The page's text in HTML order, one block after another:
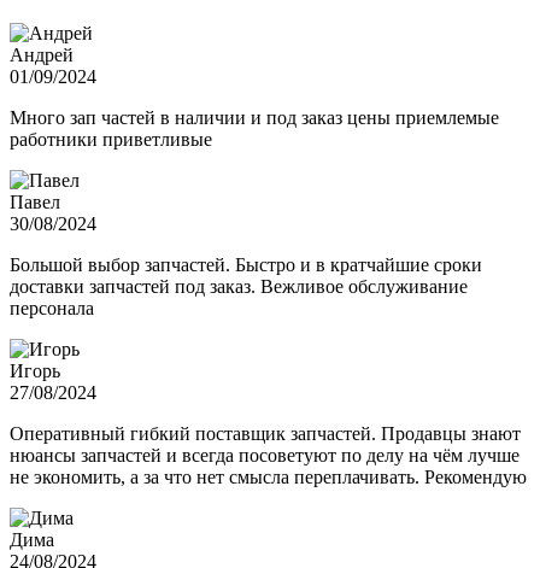
Андрей
01/09/2024
Много зап частей в наличии и под заказ цены приемлемые
работники приветливые
Павел
30/08/2024
Большой выбор запчастей. Быстро и в кратчайшие сроки
доставки запчастей под заказ. Вежливое обслуживание
персонала
Игорь
27/08/2024
Оперативный гибкий поставщик запчастей. Продавцы знают
нюансы запчастей и всегда посоветуют по делу на чём лучше
не экономить, а за что нет смысла переплачивать. Рекомендую
Дима
24/08/2024